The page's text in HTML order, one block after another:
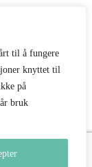
til å fungere
knyttet til
på
bruk